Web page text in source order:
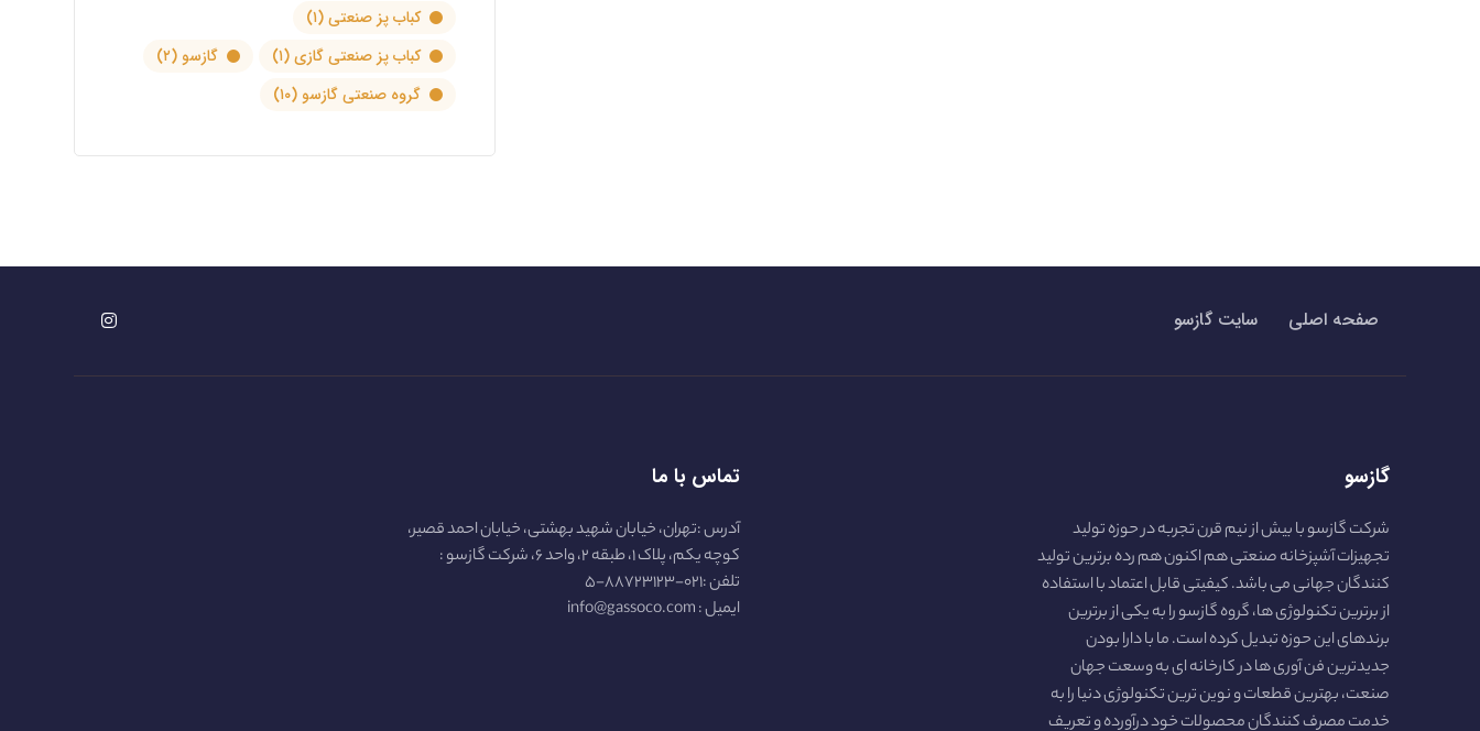
کباب پز صنعتی(۱)
کباب پز صنعتی گازی(۱) گازسو (۲)
گروه صنعتی گازسو (۱۰)
صفحه اصلی سایت گازسو
گازسو
شرکت گازسو با بیش از نیم قرن تجربه در حوزه تولید
تجهیزات آشپزخانه صنعتی هم اکنون هم رده برترین تولید
کنندگان جهانی می باشد. کیفیتی قابل اعتماد با استفاده
از برترین تکنولوژی ها، گروه گازسو را به یکی از برترین
برندهای این حوزه تبدیل کرده است. ما با دارا بودن
جدیدترین فن آوری ها در کارخانه ای به وسعت جهان
صنعت، بهترین قطعات و نوین ترین تکنولوژی دنیا را به
خدمت مصرف کنندگان محصولات خود درآورده و تعریف
تماس با ما
آدرس :تهران، خیابان شهید بهشتی، خیابان احمد قصیر،
کوچه یکم، پلاک ۱، طبقه ۲، واحد ۶، شرکت گازسو :
تلفن :۰۲۱-۸۸۷۲۳۱۲۳-۵
ایمیل : info@gassoco.com